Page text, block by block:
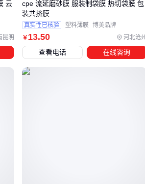
备的兼容性问题如何避免？
，许多用户常忽略封口设备与袋材的匹配
袋对热封温度、压力和时间的要求差异
昆明
云
￥13.50 河北沧
cpe 流延磨砂膜 服装制袋膜 热切袋膜 包
装共挤膜
真实性已核验 塑料薄膜 博美品牌
查看电话 在线咨询